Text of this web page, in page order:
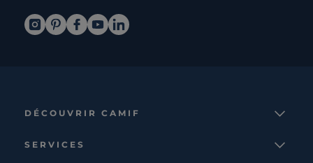
DÉCOUVRIR CAMIF
SERVICES